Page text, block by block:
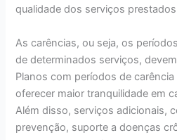
qualidade dos serviços
As carências, ou seja, os
de determinados serviços,
Planos com períodos de
oferecer maior tranquilidade em
Além disso, serviços adicionais,
prevenção, suporte a doenças